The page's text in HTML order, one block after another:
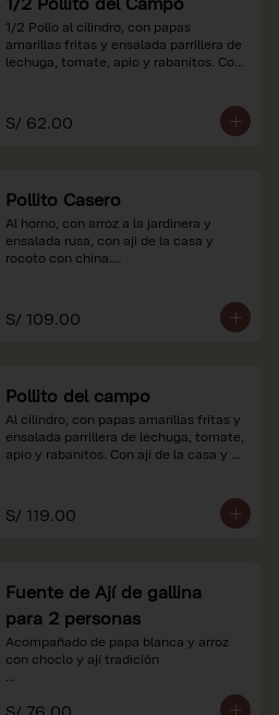
1/2 Pollo al cilindro, con papas
amarillas fritas y ensalada parrillera de
lechuga, tomate, apio y rabanitos. Con
*Nuestros precios están expresados en
soles e incluyen impuestos de ley y
S/ 62.00
Pollito Casero
Al horno, con arroz a la jardinera y
ensalada rusa, con aji de la casa y
rocoto con china.
soles e incluyen impuestos de ley y
recargo al consumo.
S/ 109.00
Pollito del campo
Al cilindro, con papas amarillas fritas y
ensalada parrillera de lechuga, tomate,
apio y rabanitos. Con ají de la casa y
*Nuestros precios están expresados en
soles e incluyen impuestos de ley y
S/ 119.00
Fuente de Ají de gallina
para 2 personas
Acompañado de papa blanca y arroz
con choclo y ají tradición
*Nuestros precios están expresados en
soles e incluyen impuestos de ley y
S/ 76.00